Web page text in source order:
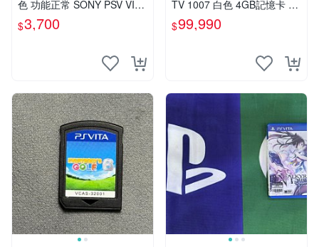
色 功能正常 SONY PSV VITA
主機 2000~3000型 二手功能
正常 賣3千5~4千也可用各式
$3,700
TV 1007 白色 4GB記憶卡 PS
3手把(白) 書盒完整 【台中恐
龍電玩】
$99,990